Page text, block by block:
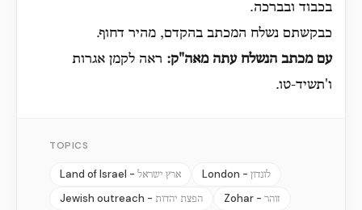
בכבוד ובברכה.
כבקשתם נשלח המכתב בהקדם, מהיר דחוף.
עם מכתב הנשלח עתה מאה"ק: ראה לקמן אגרות
ו'תשיד-טו.
TOPICS
Land of Israel - ארץ ישראל London - לונדון
Jewish outreach - הפצת יהדות Zohar - זוהר